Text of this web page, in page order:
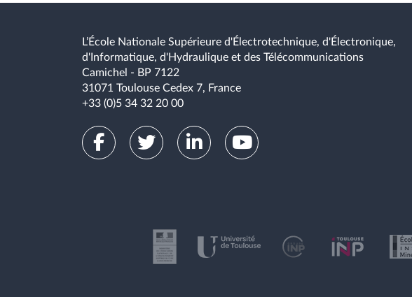
L’École Nationale Supérieure d'Électrotechnique, d'Électronique,
d'Informatique, d'Hydraulique et des Télécommunications
Camichel - BP 7122
31071 Toulouse Cedex 7, France
+33 (0)5 34 32 20 00